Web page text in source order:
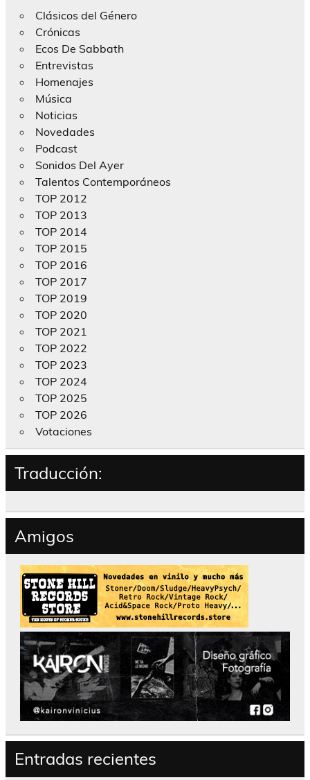
Clásicos del Género
Crónicas
Ecos De Sabbath
Entrevistas
Homenajes
Música
Noticias
Novedades
Podcast
Sonidos Del Ayer
Talentos Contemporáneos
TOP 2012
TOP 2013
TOP 2014
TOP 2015
TOP 2016
TOP 2017
TOP 2019
TOP 2020
TOP 2021
TOP 2022
TOP 2023
TOP 2024
TOP 2025
TOP 2026
Votaciones
Traducción:
Amigos
Entradas recientes